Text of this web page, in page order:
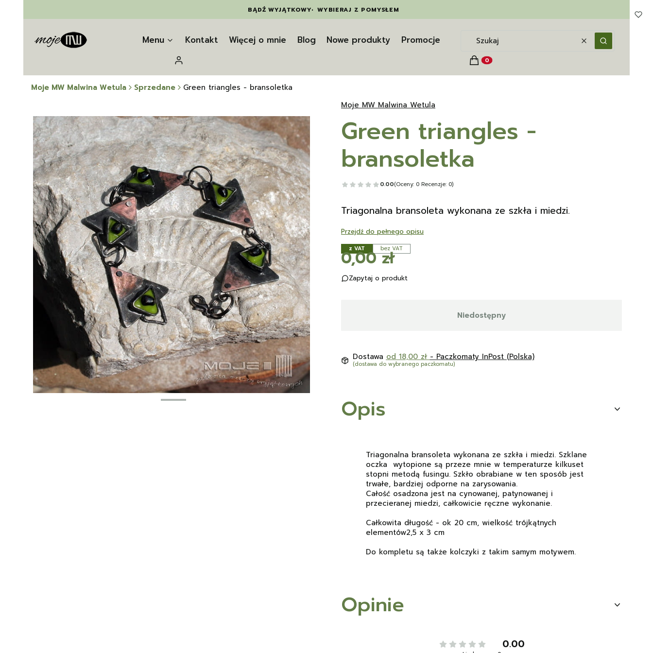
BĄDŹ WYJĄTKOWY• WYBIERAJ Z POMYSŁEM
Menu Kontakt Więcej o mnie Blog Nowe produkty Promocje WyczyśćSzukaj
Zaloguj się Produkty w koszyku: 0. Zobacz szczegóły
Koszyk
Moje MW Malwina Wetula Sprzedane
Green triangles - bransoletka
Moje MW Malwina Wetula
Green triangles -
bransoletka
0.00(Oceny: 0 Recenzje: 0)
Triagonalna bransoleta wykonana ze szkła i miedzi.
Przejdź do pełnego opisu
z VAT bez VAT
Cena
0,00 zł
Zapytaj o produkt
Niedostępny
Dostawa od 18,00 zł - Paczkomaty InPost (Polska)
(dostawa do wybranego paczkomatu)
Opis
Triagonalna bransoleta wykonana ze szkła i miedzi. Szklane
oczka wytopione są przeze mnie w temperaturze kilkuset
stopni metodą fusingu. Szkło obrabiane w ten sposób jest
trwałe, bardziej odporne na zarysowania.
Całość osadzona jest na cynowanej, patynowanej i
przecieranej miedzi, całkowicie ręczne wykonanie.
Całkowita długość - ok 20 cm, wielkość trójkątnych
elementów2,5 x 3 cm
Do kompletu są także kolczyki z takim samym motywem.
Opinie
0.00